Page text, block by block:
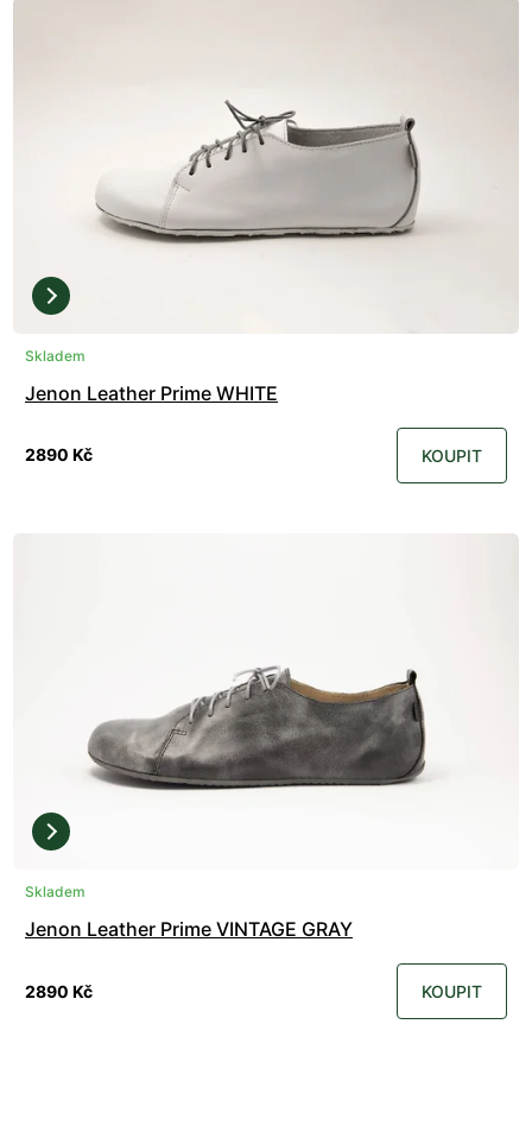
Skladem
Jenon Leather Prime WHITE
2890 Kč KOUPIT
Skladem
Jenon Leather Prime VINTAGE GRAY
2890 Kč KOUPIT